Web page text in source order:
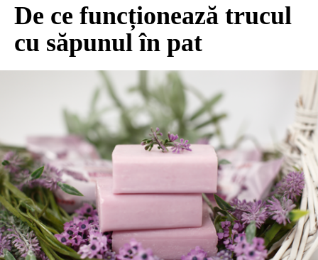
De ce funcționează trucul
cu săpunul în pat